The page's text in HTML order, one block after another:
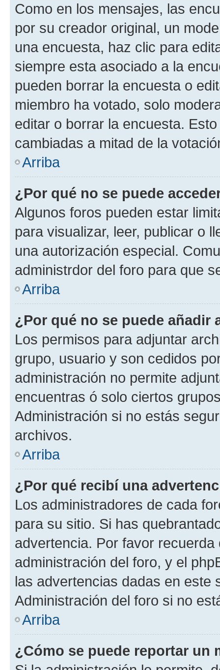
Como en los mensajes, las
por su creador original, un
una encuesta, haz clic para
siempre esta asociado a la
pueden borrar la encuesta o
miembro ha votado, solo
editar o borrar la encuesta.
cambiadas a mitad de la
Arriba
¿Por qué no se puede
Algunos foros pueden estar
para visualizar, leer, publicar o
una autorización especial.
administrdor del foro para que
Arriba
¿Por qué no se puede añadir
Los permisos para adjuntar
grupo, usuario y son cedidos
administración no permite
encuentras ó solo ciertos
Administración si no estás
archivos.
Arriba
¿Por qué recibí una
Los administradores de cada
para su sitio. Si has
advertencia. Por favor
administración del foro, y el
las advertencias dadas en este
Administración del foro si no
Arriba
¿Cómo se puede reportar un